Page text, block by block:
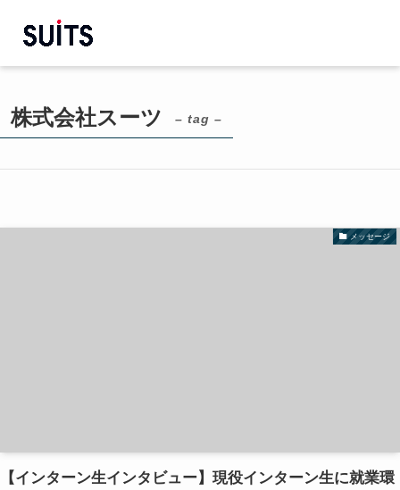
株式会社スーツ – tag –
メッセージ
【インターン生インタビュー】現役インターン生に就業環